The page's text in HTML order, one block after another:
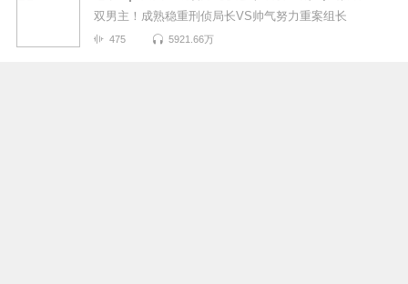
双男主！成熟稳重刑侦局长VS帅气努力重案组长
475 5921.66万